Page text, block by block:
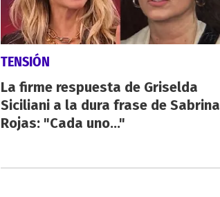
TENSIÓN
La firme respuesta de Griselda
Siciliani a la dura frase de Sabrina
Rojas: "Cada uno..."